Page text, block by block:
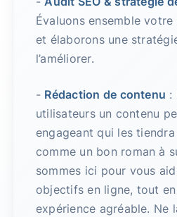
Évaluons ensemble
et élaborons une
l’améliorer.
- Rédaction de contenu :
utilisateurs un contenu
engageant qui les
comme un bon roman à
sommes ici pour vous
objectifs en ligne, tout
expérience agréable. Ne